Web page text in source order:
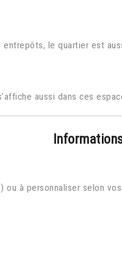
entrepôts, le quartier est
aussi dans ces
à personnaliser selon